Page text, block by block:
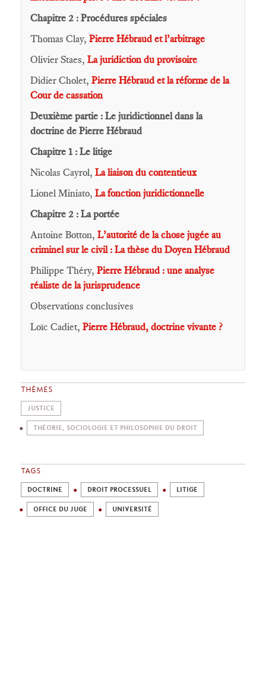
Chapitre 2 : Procédures spéciales
Thomas Clay, Pierre Hébraud et l’arbitrage
Olivier Staes, La juridiction du provisoire
Didier Cholet, Pierre Hébraud et la réforme de la
Cour de cassation
Deuxième partie : Le juridictionnel dans la
doctrine de Pierre Hébraud
Chapitre 1 : Le litige
Nicolas Cayrol, La liaison du contentieux
Lionel Miniato, La fonction juridictionnelle
Chapitre 2 : La portée
Antoine Botton, L’autorité de la chose jugée au
criminel sur le civil : La thèse du Doyen Hébraud
Philippe Théry, Pierre Hébraud : une analyse
réaliste de la jurisprudence
Observations conclusives
Loïc Cadiet, Pierre Hébraud, doctrine vivante ?
THÈMES
JUSTICE
THÉORIE, SOCIOLOGIE ET PHILOSOPHIE DU DROIT
TAGS
DOCTRINE DROIT PROCESSUEL LITIGE
OFFICE DU JUGE UNIVERSITÉ